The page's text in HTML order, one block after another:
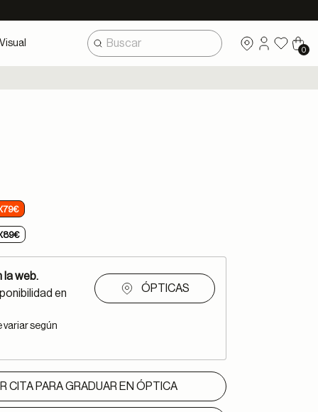
0
la web.
en
variar según
ÓPTICAS
CITA PARA GRADUAR EN ÓPTICA